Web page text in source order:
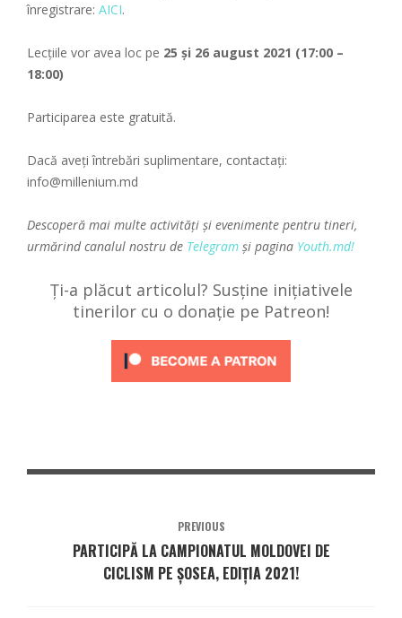
înregistrare: AICI.
Lecțiile vor avea loc pe 25 și 26 august 2021 (17:00 –
18:00)
Participarea este gratuită.
Dacă aveți întrebări suplimentare, contactați:
info@millenium.md
Descoperă mai multe activități și evenimente pentru tineri,
urmărind canalul nostru de Telegram și pagina Youth.md!
Ți-a plăcut articolul? Susține inițiativele
tinerilor cu o donație pe Patreon!
PREVIOUS
PARTICIPĂ LA CAMPIONATUL MOLDOVEI DE
CICLISM PE ȘOSEA, EDIȚIA 2021!